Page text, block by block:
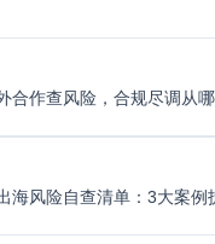
合作查风险，合规尽调从
海风险自查清单：3大案例